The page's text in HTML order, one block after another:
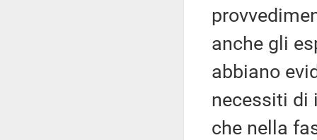
anche gli
abbiano
necessiti di
che nella